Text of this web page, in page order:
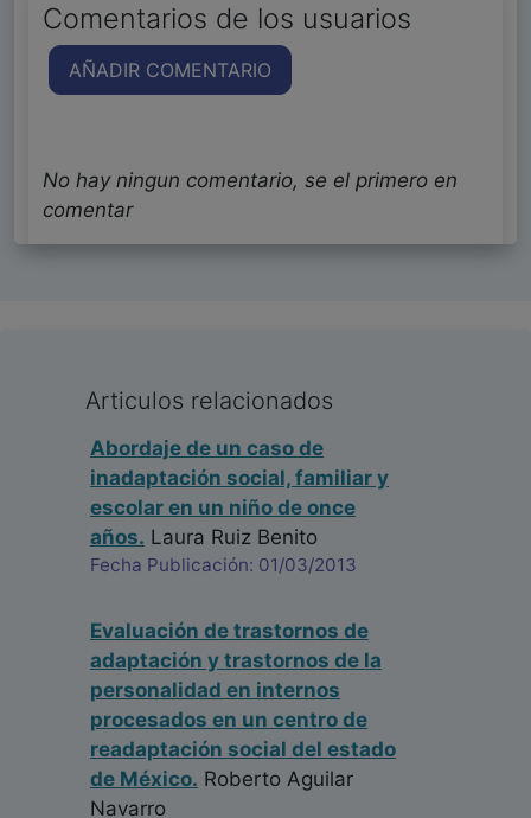
Comentarios de los usuarios
AÑADIR COMENTARIO
No hay ningun comentario, se el primero en
comentar
Articulos relacionados
Abordaje de un caso de
inadaptación social, familiar y
escolar en un niño de once
años. Laura Ruiz Benito
Fecha Publicación: 01/03/2013
Evaluación de trastornos de
adaptación y trastornos de la
personalidad en internos
procesados en un centro de
readaptación social del estado
de México. Roberto Aguilar
Navarro